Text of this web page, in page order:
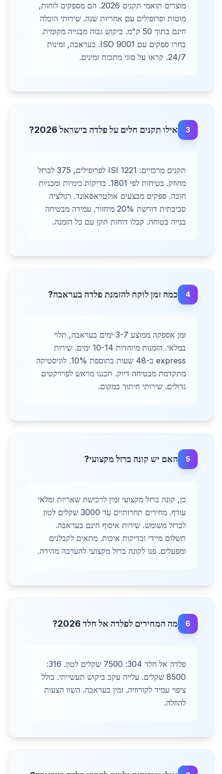
מוצרים תואמי תקנים 2026. הם מספקים לוחות,
מוטות ופרופילים עם אחריות שנה. שירותי הובלה
חינם בתוך 50 ק"מ. ביקוש גבוה מבנייה מקומית.
בחרו ספקים עם ISO 9001. בעראבה, זמינות
24/7. קראו על סוגי מתכות זמינים.
3 אילו תקנים חלים על פלדה בישראל 2026?
תקנים מרכזיים: ISI 1221 לפרופילים, 375 לברזל
מחוזק. בטיחות לפי 1801. בדיקות כימיות ומכניות
חובה. ספקים מבצעים אולטראסאונד. רגולציה
סביבתית דורשת 20% מיחזור. עמידה מבטיחה
בנייה בטוחה. קבלו דוחות תקן עם כל הזמנה.
4 כמה זמן לוקח להזמנת פלדה בעראבה?
זמן אספקה ממוצע 3-7 ימים בעראבה, תלוי
במלאי. הזמנות מיוחדות 10-14 ימים. שירות
express ב-48 שעות בתוספת 10%. לוגיסטיקה
מתקדמת מבטיחה דיוק. תכננו מראש לפרויקטים
גדולים. שירותי חיתוך במקום.
5 האם יש קונה ברזל מקצועי?
כן, קונה ברזל מקצועי זמין לרכישת שאריות ומלאי
עודף. מחירים תחרותיים עד 3000 שקלים לטון
לברזל משומש. שירות איסוף חינם בעראבה.
תשלום מיידי ובדיקות איכות. מתאים לקבלנים
ומפעלים. פנו לקונה ברזל מקצועי להערכה מהירה.
6 מה המחירים לפלדה אל חלד 2026?
פלדה אל חלד 304: 7500 שקלים לטון. 316:
8500 שקלים. עלייה עקב ביקוש תעשייתי. כולל
ציפוי עמיד לקורוזיה. זמין בעראבה. השוו הצעות
להוזלה.